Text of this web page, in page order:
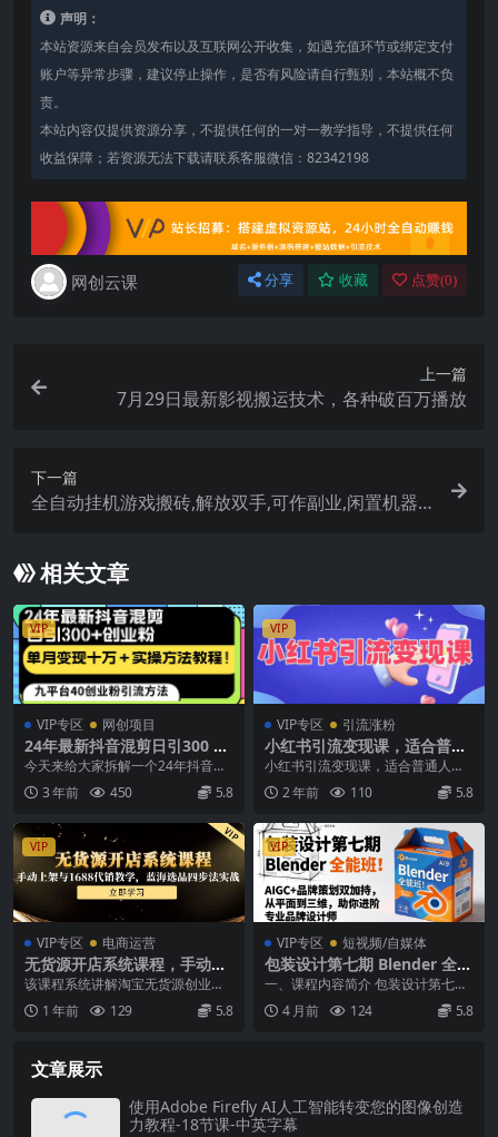
声明：
本站资源来自会员发布以及互联网公开收集，如遇充值环节或绑定支付
账户等异常步骤，建议停止操作，是否有风险请自行甄别，本站概不负
责。
本站内容仅提供资源分享，不提供任何的一对一教学指导，不提供任何
收益保障；若资源无法下载请联系客服微信：82342198
网创云课 分享 收藏 点赞(0)
上一篇
7月29日最新影视搬运技术，各种破百万播放
下一篇
全自动挂机游戏搬砖,解放双手,可作副业,闲置机器
相关文章
VIP
VIP专区 网创项目
24年最新抖音混剪日引300 创
业粉“割韭菜”单月变现十万 实
操教程！
今天来给大家拆解一个24年抖音搬
运引流创业粉的最新教程，之前抖
音项目拆解视频被限...
3 年前 450 5.8
VIP
VIP专区 引流涨粉
小红书引流变现课，​适合普通
人变现的5种方式
小红书引流变现课，​适合普通人变
现的5种方式 课程内容： 01.01课普
通人做小...
2 年前 110 5.8
VIP
VIP专区 电商运营
无货源开店系统课程，手动上
架与1688代销教学，蓝海选品
四步法实战
该课程系统讲解淘宝无货源创业全
流程，包含产品上架和经营规划两
大模块。上架部分涵盖...
1 年前 129 5.8
VIP
VIP专区 短视频/自媒体
包装设计第七期 Blender 全能
班！AIGC+品牌策划双加持，
从平面到三维，助你进阶专业
品牌设计师
一、课程内容简介 包装设计第七
期・Blender 全能班，以 “A...
4 月前 124 5.8
文章展示
使用Adobe Firefly AI人工智能转变您的图像创造
力教程-18节课-中英字幕